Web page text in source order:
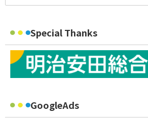
Special Thanks
GoogleAds